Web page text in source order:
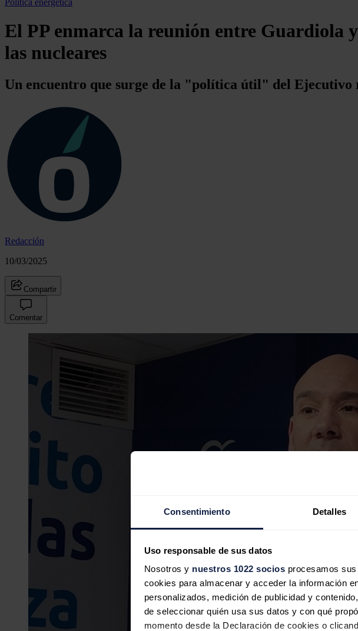
Consentimiento Detalles
Uso responsable de sus datos
Nosotros y nuestros 1022 socios procesamos
cookies para almacenar y acceder la información
personalizados, medición de publicidad y
de seleccionar quién usa sus datos y con qué
momento desde la Declaración de cookies o
Política energética
El PP enmarca la reunión entre Guardiola
las nucleares
Un encuentro que surge de la "política útil" del
Redacción
10/03/2025
Compartir
Comentar